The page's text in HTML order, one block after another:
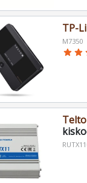
TP-
M7350
star star